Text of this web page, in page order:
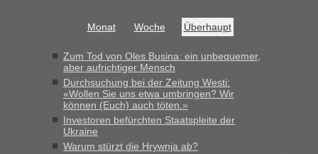
Grenzübergang zwischen Polen und der Ukraine geht es am
„Bin am Montag 15.6.26 um 8 Uhr in Urgyniw ausgereist,
das erste Mal an einem Montagmorgen ca. 15 Fahrzeuge
vor mir, bin sonst der Erste oder Zweite, egal, nach ca 20
Minuten wurde dann die nächste Welle...“
Berichte und Reisetipps • Re: An welchem
Grenzübergang zwischen Polen und der Ukraine geht es am
schnellsten?
Monat Woche Überhaupt
Zum Tod von Oles Busina: ein unbequemer,
aber aufrichtiger Mensch
Durchsuchung bei der Zeitung Westi:
«Wollen Sie uns etwa umbringen? Wir
können (Euch) auch töten.»
Investoren befürchten Staatspleite der
Ukraine
Warum stürzt die Hrywnja ab?